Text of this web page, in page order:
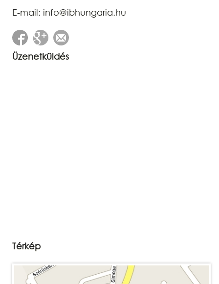
E-mail: info@ibhungaria.hu
Üzenetküldés
Térkép